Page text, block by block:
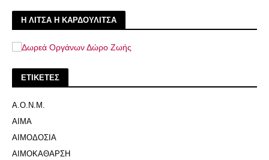
Η ΛΙΤΣΑ Η ΚΑΡΔΟΥΛΙΤΣΑ
ΕΤΙΚΕΤΕΣ
Α.Ο.Ν.Μ.
ΑΙΜΑ
ΑΙΜΟΔΟΣΙΑ
ΑΙΜΟΚΑΘΑΡΣΗ